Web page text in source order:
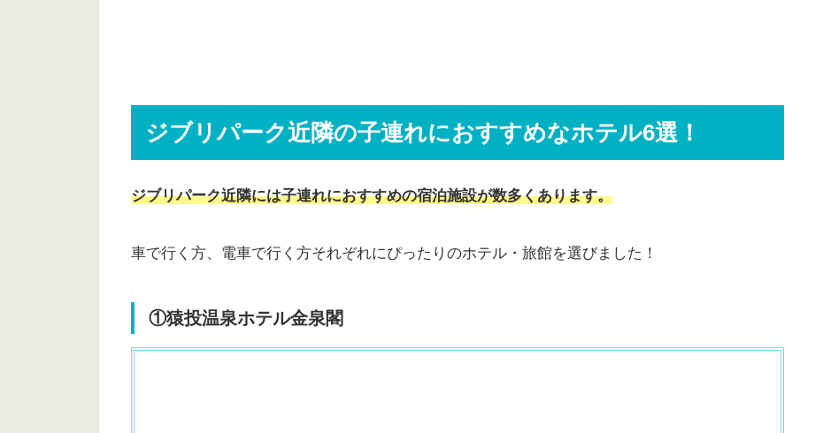
ジブリパーク近隣の子連れにおすすめなホテル6選！
ジブリパーク近隣には子連れにおすすめの宿泊施設が数多くあります。
車で行く方、電車で行く方それぞれにぴったりのホテル・旅館を選びました！
①猿投温泉ホテル金泉閣